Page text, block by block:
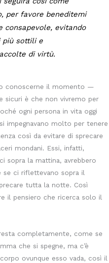
per favore beneditemi
consapevole, evitando
più sottili e
di virtù.
conoscerne il momento —
sicuri è che non vivremo per
ogni persona in vita oggi
impegnavano molto per tenere
così da evitare di sprecare
mondani. Essi, infatti,
sopra la mattina, avrebbero
se ci riflettevano sopra il
tutta la notte. Così
il pensiero che ricerca solo il
completamente, come se
che si spegne, ma c’è
ovunque esso vada, così il